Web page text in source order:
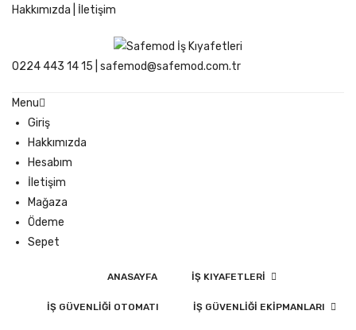
Hakkımızda İletişim
0224 443 14 15 safemod@safemod.com.tr
Menu
Giriş
Hakkımızda
Hesabım
İletişim
Mağaza
Ödeme
Sepet
ANASAYFA İŞ KIYAFETLERI
İŞ GÜVENLIĞI OTOMATI İŞ GÜVENLIĞI EKIPMANLARI